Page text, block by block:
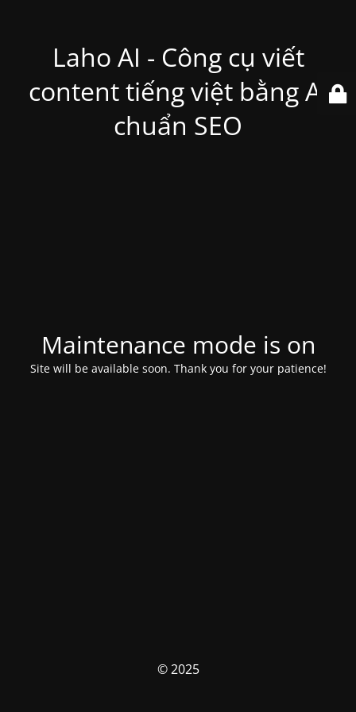
Laho AI - Công cụ viết
content tiếng việt bằng Ai
chuẩn SEO
Maintenance mode is on
Site will be available soon. Thank you for your patience!
© 2025